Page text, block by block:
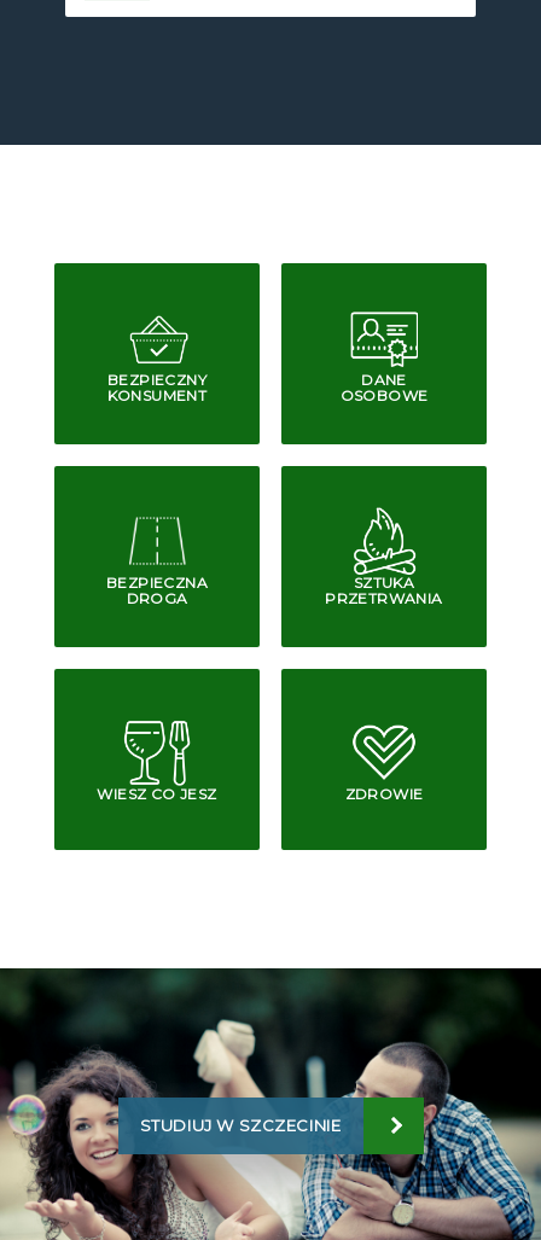
BEZPIECZNY
KONSUMENT
DANE
OSOBOWE
BEZPIECZNA
DROGA
SZTUKA
PRZETRWANIA
WIESZ CO JESZ ZDROWIE
STUDIUJ W SZCZECINIE